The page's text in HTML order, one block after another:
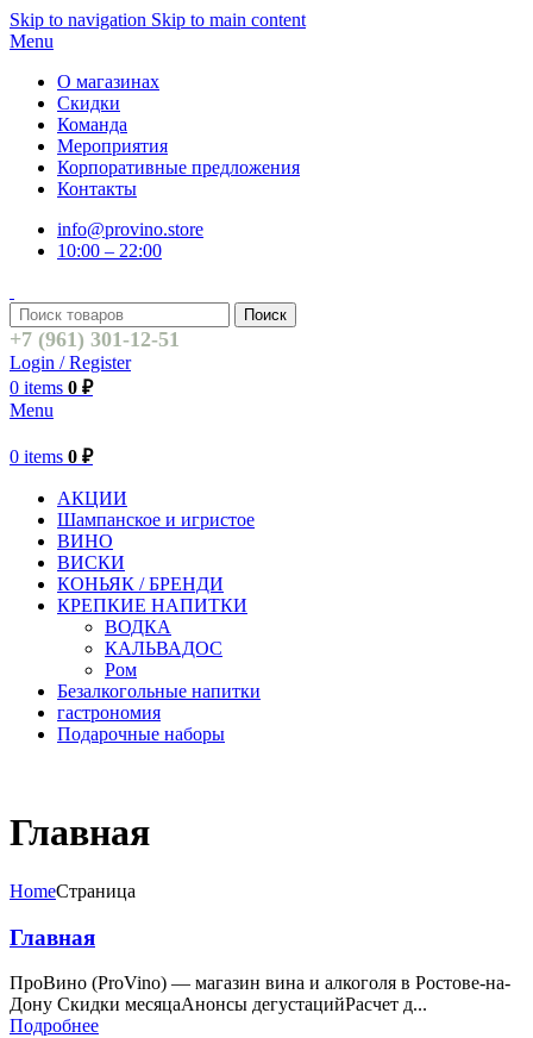
Skip to navigation Skip to main content
Menu
О магазинах
Скидки
Команда
Мероприятия
Корпоративные предложения
Контакты
info@provino.store
10:00 – 22:00
Поиск
+7 (961) 301-12-51
Login / Register
0 items 0 ₽
Menu
0 items 0 ₽
АКЦИИ
Шампанское и игристое
ВИНО
ВИСКИ
КОНЬЯК / БРЕНДИ
КРЕПКИЕ НАПИТКИ
ВОДКА
КАЛЬВАДОС
Ром
Безалкогольные напитки
гастрономия
Подарочные наборы
Главная
HomeСтраница
Главная
ПроВино (ProVino) — магазин вина и алкоголя в Ростове-на-
Дону Скидки месяцаАнонсы дегустацийРасчет д...
Подробнее